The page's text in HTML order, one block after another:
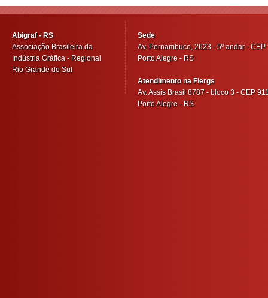
Abigraf - RS
Associação Brasileira da
Indústria Gráfica - Regional
Rio Grande do Sul
Sede
Av. Pernambuco, 2623 - 5º andar -
Porto Alegre - RS
Atendimento na Fiergs
Av. Assis Brasil 8787 - bloco 3 - CEP
Porto Alegre - RS